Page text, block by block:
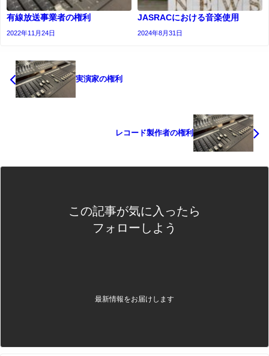
有線放送事業者の権利
2022年11月24日
JASRACにおける音楽使用
2024年8月31日
実演家の権利
レコード製作者の権利
この記事が気に入ったら
フォローしよう
最新情報をお届けします